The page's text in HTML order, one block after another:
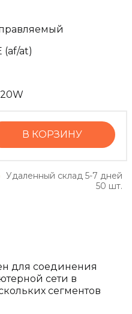
(af/at)
В КОРЗИНУ
Удаленный склад 5-7 дней
50 шт.
для соединения
сети в
сегментов